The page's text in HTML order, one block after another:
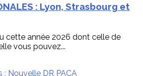
: Lyon, Strasbourg et
cette année 2026 dont celle de
vous pouvez...